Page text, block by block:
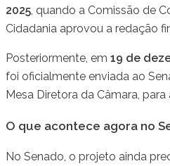
2025, quando a Comissão de
Cidadania aprovou a redação
Posteriormente, em 19 de
foi oficialmente enviada ao
Mesa Diretora da Câmara,
O que acontece agora no
No Senado, o projeto ainda